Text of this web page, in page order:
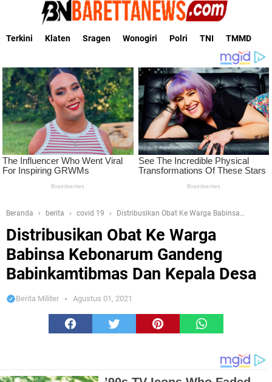
Terkini Klaten Sragen Wonogiri Polri TNI TMMD
Beranda berita covid 19
Distribusikan Obat Ke Warga Babinsa
Distribusikan Obat Ke Warga
Babinsa Kebonarum Gandeng
Babinkamtibmas Dan Kepala Desa
Berita Militer Agustus 01, 2021